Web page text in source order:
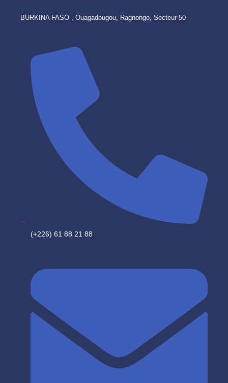
BURKINA FASO , Ouagadougou, Ragnongo, Secteur 50
(+226) 61 88 21 88